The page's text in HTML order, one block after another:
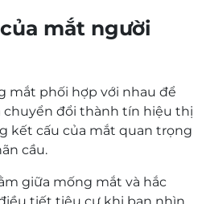
mắt người
mắt phối hợp với nhau để
chuyển đổi thành tín hiệu thị
kết cấu của mắt quan trọng
cầu.
giữa mống mắt và hắc
tiết tiêu cự khi bạn nhìn